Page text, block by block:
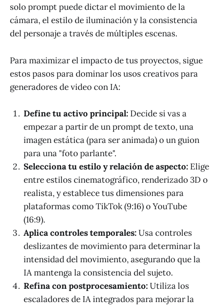
solo prompt puede dictar el movimiento de la
cámara, el estilo de iluminación y la consistencia
del personaje a través de múltiples escenas.
Para maximizar el impacto de tus proyectos, sigue
estos pasos para dominar los usos creativos para
generadores de video con IA:
Define tu activo principal: Decide si vas a
empezar a partir de un prompt de texto, una
imagen estática (para ser animada) o un guion
para una "foto parlante".
Selecciona tu estilo y relación de aspecto: Elige
entre estilos cinematográfico, renderizado 3D o
realista, y establece tus dimensiones para
plataformas como TikTok (9:16) o YouTube
(16:9).
Aplica controles temporales:Usa controles
deslizantes de movimiento para determinar la
intensidad del movimiento, asegurando que la
IA mantenga la consistencia del sujeto.
Refina con postprocesamiento:Utiliza los
escaladores de IA integrados para mejorar la